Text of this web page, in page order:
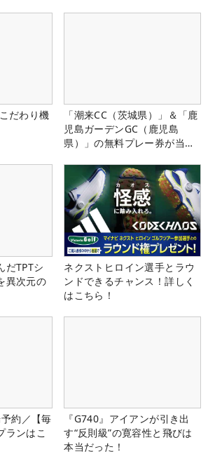
だわり機
「潮来CC（茨城県）」＆「鹿
児島ガーデンGC（鹿児島
県）」の無料プレー券が当た
だTPTシ
異次元の
ネクストヒロイン選手とラウ
ンドできるチャンス！詳しく
はこちら！
約／【毎
ランはこ
『G740』アイアンが引き出
す“反則級”の寛容性と飛びは
本当だった！